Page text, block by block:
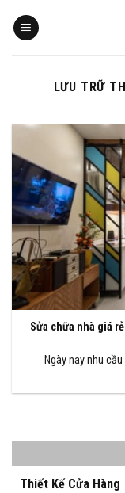
qua
LƯU TRỮ
Thiết Kế Cửa Hàng
Sửa chữa nhà giá
Ngày nay nhu